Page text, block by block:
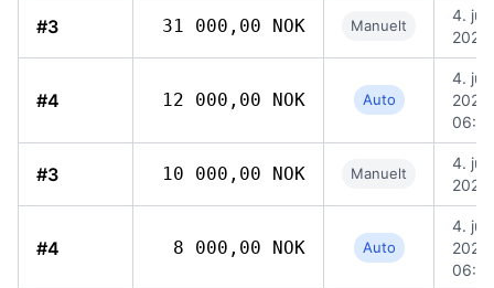
#3 31 000,00 NOK Manuelt
4. juni
#4 12 000,00 NOK Auto
4. juni
2026,
#3 10 000,00 NOK Manuelt
4. juni
#4 8 000,00 NOK Auto
4. juni
2026,